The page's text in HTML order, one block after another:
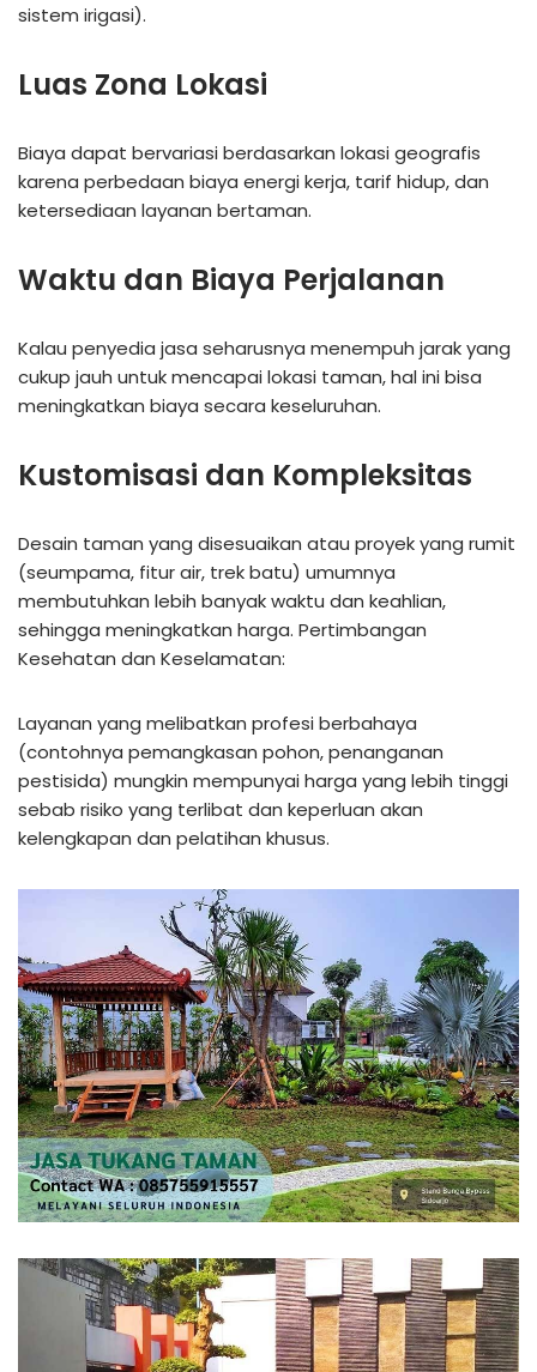
sistem irigasi).
Luas Zona Lokasi
Biaya dapat bervariasi berdasarkan lokasi geografis
karena perbedaan biaya energi kerja, tarif hidup, dan
ketersediaan layanan bertaman.
Waktu dan Biaya Perjalanan
Kalau penyedia jasa seharusnya menempuh jarak yang
cukup jauh untuk mencapai lokasi taman, hal ini bisa
meningkatkan biaya secara keseluruhan.
Kustomisasi dan Kompleksitas
Desain taman yang disesuaikan atau proyek yang rumit
(seumpama, fitur air, trek batu) umumnya
membutuhkan lebih banyak waktu dan keahlian,
sehingga meningkatkan harga. Pertimbangan
Kesehatan dan Keselamatan:
Layanan yang melibatkan profesi berbahaya
(contohnya pemangkasan pohon, penanganan
pestisida) mungkin mempunyai harga yang lebih tinggi
sebab risiko yang terlibat dan keperluan akan
kelengkapan dan pelatihan khusus.